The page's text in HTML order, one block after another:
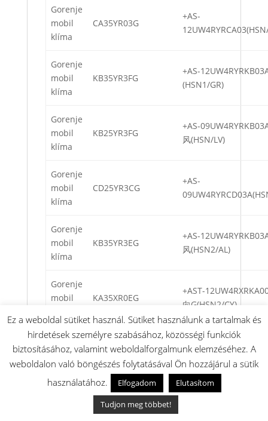
Gorenje
mobil
klíma
CA35YR03G
+AS-
Gorenje
mobil
klíma
KB35YR3FG
+AS-
(HSN1/GR)
Gorenje
mobil
klíma
KB25YR3FG
+AS-
风(HSN/LV)
Gorenje
mobil
klíma
CD25YR3CG
+AS-
Gorenje
mobil
klíma
KB35YR3EG
+AS-
风(HSN2/AL)
Gorenje
mobil
KA35XR0EG
+AST-
向G(HSN2/CY)
Gorenje
mobil
klíma
REA35IN KC
+AS-
(GRJ/UA)
REA26IN KC
Ez a weboldal sütiket használ. Sütiket használunk a tartalmak és
hirdetések személyre szabásához, közösségi funkciók
biztosításához, valamint weboldalforgalmunk elemzéséhez. A
weboldalon való böngészés folytatásával Ön hozzájárul a sütik
használatához.
Elfogadom
Elutasítom
Tudjon meg többet!